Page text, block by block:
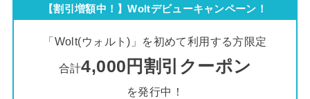
【割引増額中！】Woltデビューキャンペーン！
「Wolt(ウォルト)」を初めて利用する方限定
合計4,000円割引クーポン
を発行中！